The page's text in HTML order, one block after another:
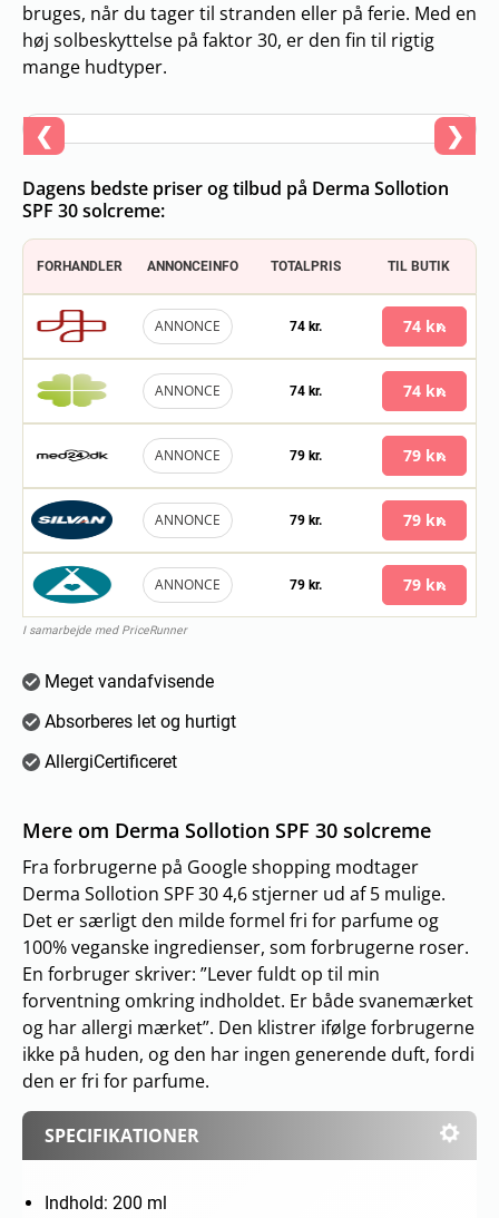
bruges, når du tager til stranden eller på ferie. Med en
høj solbeskyttelse på faktor 30, er den fin til rigtig
mange hudtyper.
❮ ❯
Dagens bedste priser og tilbud på Derma Sollotion
SPF 30 solcreme:
FORHANDLER ANNONCEINFO TOTALPRIS TIL BUTIK
ANNONCE 74 kr. 74 kr.
ANNONCE 74 kr. 74 kr.
ANNONCE 79 kr. 79 kr.
ANNONCE 79 kr. 79 kr.
ANNONCE 79 kr. 79 kr.
I samarbejde med PriceRunner
Meget vandafvisende
Absorberes let og hurtigt
AllergiCertificeret
Mere om Derma Sollotion SPF 30 solcreme
SPECIFIKATIONER
Indhold: 200 ml
Fra forbrugerne på Google shopping modtager
Derma Sollotion SPF 30 4,6 stjerner ud af 5 mulige.
Det er særligt den milde formel fri for parfume og
100% veganske ingredienser, som forbrugerne roser.
En forbruger skriver: ”Lever fuldt op til min
forventning omkring indholdet. Er både svanemærket
og har allergi mærket”. Den klistrer ifølge forbrugerne
ikke på huden, og den har ingen generende duft, fordi
den er fri for parfume.